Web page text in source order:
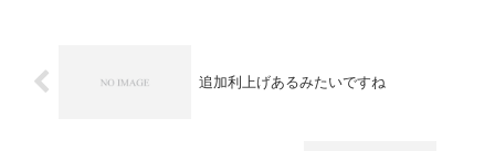
追加利上げあるみたいですね